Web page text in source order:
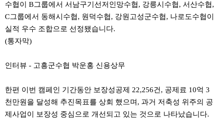
수협이 B그룹에서 서남구기선저인망수협, 강릉시수협, 서산수협,
C그룹에서 동해시수협, 원덕수협, 강원고성군수협, 나로도수협이
실적 우수 조합으로 선정됐습니다.
(통자막)
인터뷰 - 고흥군수협 박운홍 신용상무
한편 이번 캠페인 기간동안 보장성공제 22,256건, 공제료 10억 3
천만원을 달성해 추진목표를 상회 했으며, 과거 저축성 위주의 공
제사업이 보장성 중심으로 개선되고 있는 것으로 나타났습니다.